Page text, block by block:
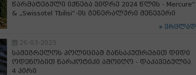
წარმატებული იქნება ვიდრე 2024 წლის - Mercure“
& „Swissotel Tbilisi“-ის გენერალური მენეჯერი
ვრცლად
26-03-2025
სამეგრელოს პოლიციამ განსაკუთრებით დიდი
ოდენობით ნარკოტიკი ამოიღო - დაკავებულია
4 პირი